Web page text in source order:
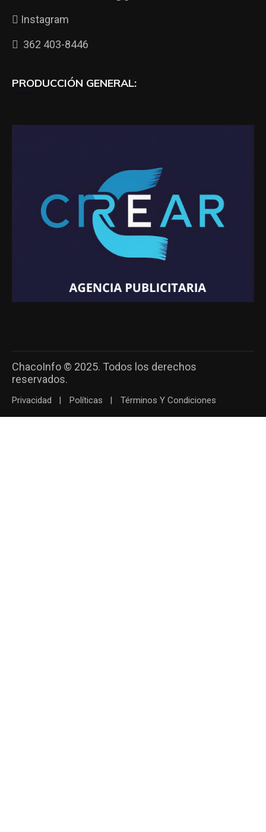
Instagram
362 403-8446
PRODUCCIÓN GENERAL:
ChacoInfo © 2025. Todos los derechos
reservados.
Privacidad Políticas Términos Y Condiciones